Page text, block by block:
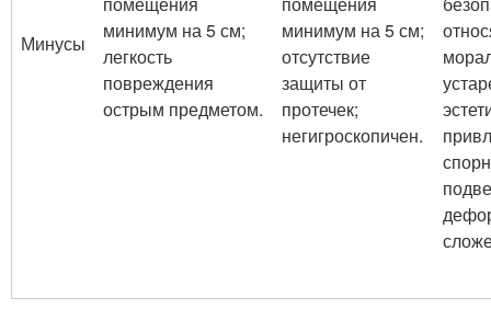
Минусы
минимум на 5 см;
легкость
повреждения
острым предметом.
минимум на 5 см;
отсутствие
защиты от
протечек;
негигроскопичен.